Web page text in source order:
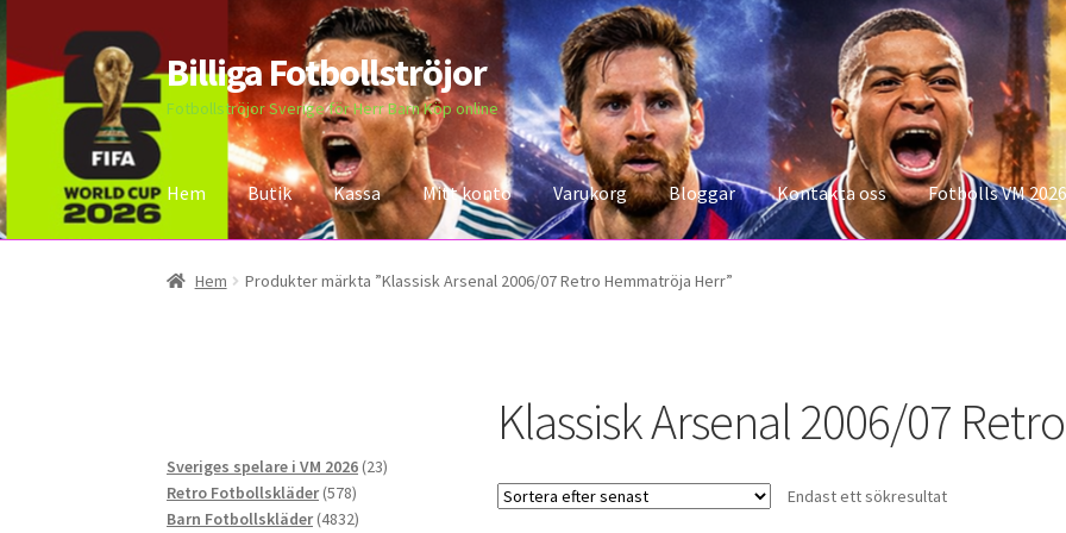
Hoppa
till
navigering
Hoppa
till
innehåll
Billiga Fotbollströjor
Fotbollströjor Sverige för Herr Barn Köp online
Hem Butik Kassa Mitt konto Varukorg Bloggar Kontakta oss Fotbolls VM 2026
Hem Bloggar Butik Kassa Kontakta oss Mitt konto Storleksguiden Varukorg
Hem Produkter märkta ”Klassisk Arsenal 2006/07 Retro Hemmatröja Herr”
Klassisk Arsenal 2006/07
Endast ett sökresultat
Sveriges spelare i VM 2026 2323
Retro Fotbollskläder 578578
produkter
Barn Fotbollskläder 48324832